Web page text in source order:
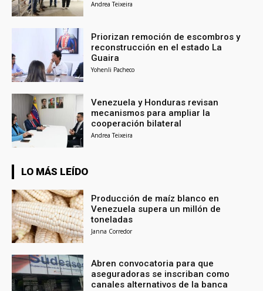
Andrea Teixeira
Priorizan remoción de escombros y
reconstrucción en el estado La
Guaira
Yohenli Pacheco
Venezuela y Honduras revisan
mecanismos para ampliar la
cooperación bilateral
Andrea Teixeira
LO MÁS LEÍDO
Producción de maíz blanco en
Venezuela supera un millón de
toneladas
Janna Corredor
Abren convocatoria para que
aseguradoras se inscriban como
canales alternativos de la banca